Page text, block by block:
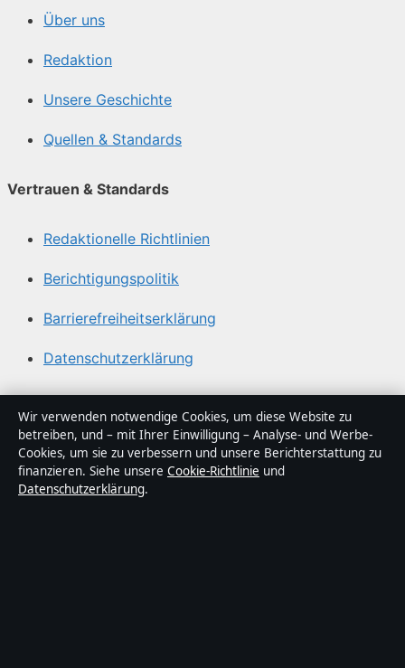
Über uns
Redaktion
Unsere Geschichte
Quellen & Standards
Vertrauen & Standards
Redaktionelle Richtlinien
Berichtigungspolitik
Barrierefreiheitserklärung
Datenschutzerklärung
Über Gegenwart24 in Kürze
Gegenwart24 ist ein unabhängiger digitaler
Nachrichtenanbieter mit Fokus auf Politik, Wirtschaft,
Technik und Gesellschaft in Deutschland. Jeder Artikel
Wir verwenden notwendige Cookies, um diese Website zu
betreiben, und – mit Ihrer Einwilligung – Analyse- und Werbe-
Cookies, um sie zu verbessern und unsere Berichterstattung zu
finanzieren. Siehe unsere Cookie-Richtlinie und
Datenschutzerklärung.